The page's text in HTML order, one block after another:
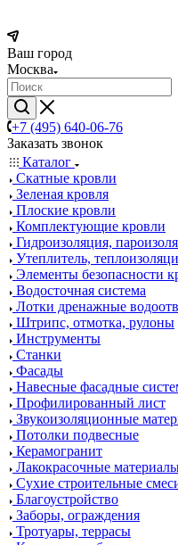
Ваш город
Москва
+7 (495) 640-06-76
Заказать звонок
Каталог
Скатные кровли
Зеленая кровля
Плоские кровли
Комплектующие кровли
Гидроизоляция,
Утеплитель,
Элементы безопасности
Водосточная система
Лотки дренажные
Штрипс, отмотка, рулоны
Инструменты
Станки
Фасады
Навесные фасадные
Профилированный лист
Звукоизоляционные
Потолки подвесные
Керамогранит
Лакокрасочные
Сухие строительные
Благоустройство
Заборы, ограждения
Тротуары, террасы